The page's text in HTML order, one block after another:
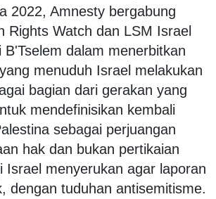
2022, Amnesty bergabung
Rights Watch dan LSM Israel
dalam menerbitkan
menuduh Israel melakukan
bagian dari gerakan yang
mendefinisikan kembali
sebagai perjuangan
hak dan bukan pertikaian
Israel menyerukan agar laporan
dengan tuduhan antisemitisme.